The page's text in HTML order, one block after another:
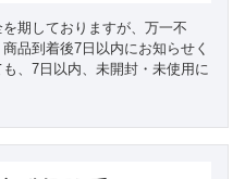
期しておりますが、万一不
品到着後7日以内にお知らせく
、7日以内、未開封・未使用に